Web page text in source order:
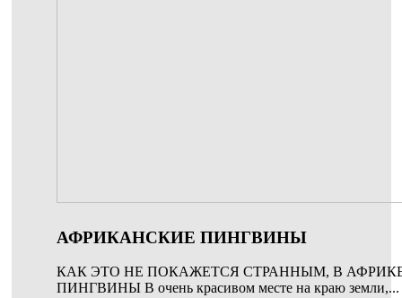
АФРИКАНСКИЕ ПИНГВИНЫ
КАК ЭТО НЕ ПОКАЖЕТСЯ СТРАННЫМ, В
ПИНГВИНЫ В очень красивом месте на краю земли,...